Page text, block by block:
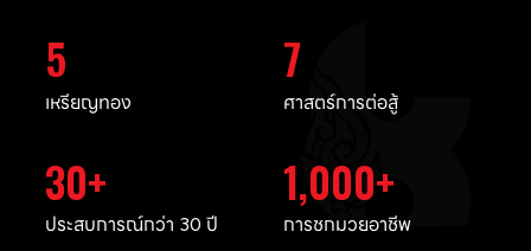
5
เหรียญทอง
7
ศาสตร์การต่อสู้
30
ประสบการณ์กว่า 30 ปี
1,000
การชกมวยอาชีพ